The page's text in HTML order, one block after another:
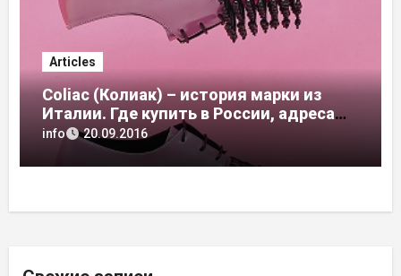
Articles
Coliac (Колиак) – история марки из
Италии. Где купить в России, адреса
магазинов
info 20.09.2016